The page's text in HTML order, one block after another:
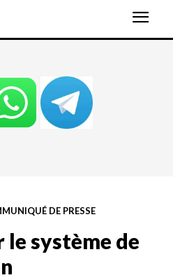
DE PRESSE
le système de